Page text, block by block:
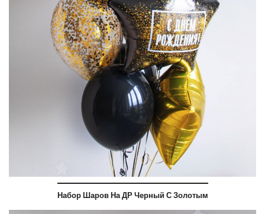
Набор Шаров На ДР Черный С Золотым